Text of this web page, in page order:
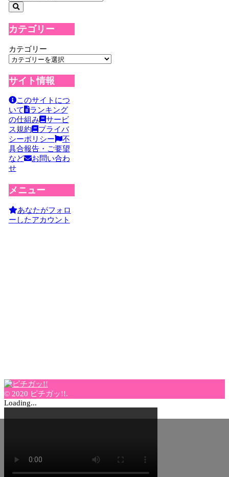
カテゴリー
カテゴリー
サイト情報
このサイトにつ
いて
ランキング
の仕組み
サービ
ス規約
プライバ
シーポリシー
不
具合報告・ご要望
など
お問い合わ
せ
メニュー
あなたがフォロ
ーしたアカウント
© 2020 ピチガッ!!.
Loading...